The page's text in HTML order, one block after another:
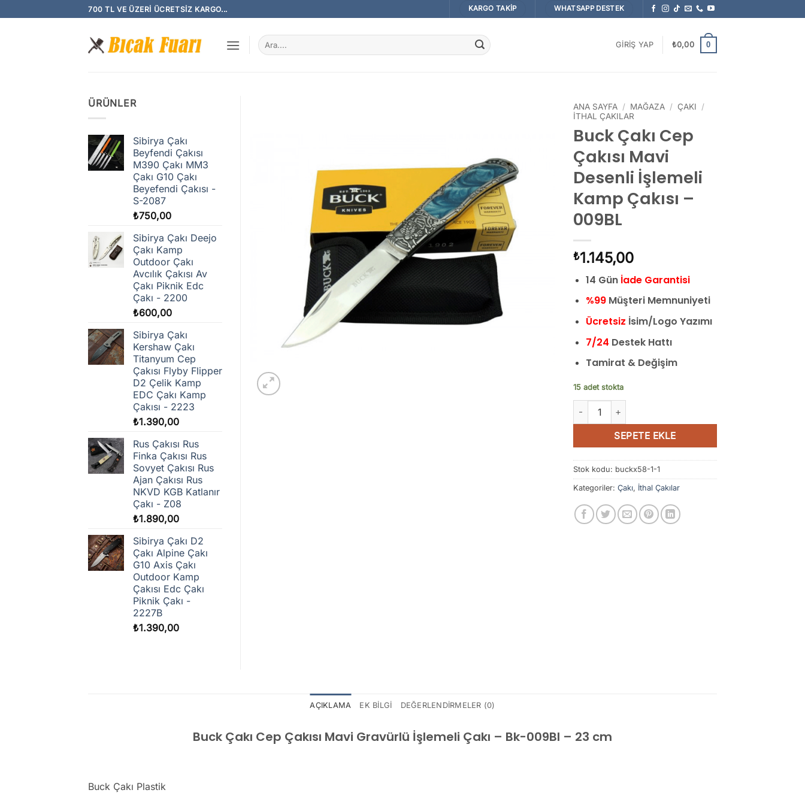
atla
700 TL VE ÜZERI ÜCRETSIZ KARGO... KARGO TAKIP WHATSAPP DESTEK
Ara:
GIRIŞ YAP ₺0,00 0
ANA SAYFA / MAĞAZA / ÇAKI
/
İTHAL ÇAKILAR
Buck Çakı Cep
Çakısı Mavi
Desenli İşlemeli
Kamp Çakısı –
009BL
₺1.145,00
14 Gün İade Garantisi
%99Müşteri Memnuniyeti
Ücretsiz İsim/Logo Yazımı
7/24 Destek Hattı
Tamirat & Değişim
15 adet stokta
Buck Çakı Cep Çakısı Mavi Desenli İşlemeli Kamp
SEPETE EKLE
Stok kodu: buckx58-1-1
Kategoriler: Çakı, İthal Çakılar
ÜRÜNLER
Sibirya Çakı
Beyfendi Çakısı
M390 Çakı MM3
Çakı G10 Çakı
Beyefendi Çakısı -
S-2087
₺750,00
Sibirya Çakı Deejo
Çakı Kamp
Outdoor Çakı
Avcılık Çakısı Av
Çakı Piknik Edc
Çakı - 2200
₺600,00
Sibirya Çakı
Kershaw Çakı
Titanyum Cep
Çakısı Flyby Flipper
D2 Çelik Kamp
EDC Çakı Kamp
Çakısı - 2223
₺1.390,00
Rus Çakısı Rus
Finka Çakısı Rus
Sovyet Çakısı Rus
Ajan Çakısı Rus
NKVD KGB Katlanır
Çakı - Z08
₺1.890,00
Sibirya Çakı D2
Çakı Alpine Çakı
G10 Axis Çakı
Outdoor Kamp
Çakısı Edc Çakı
Piknik Çakı -
2227B
₺1.390,00
AÇIKLAMA EK BILGI DEĞERLENDIRMELER (0)
Buck Çakı Cep Çakısı Mavi Gravürlü İşlemeli Çakı – Bk-009Bl – 23 cm
Buck Çakı Plastik